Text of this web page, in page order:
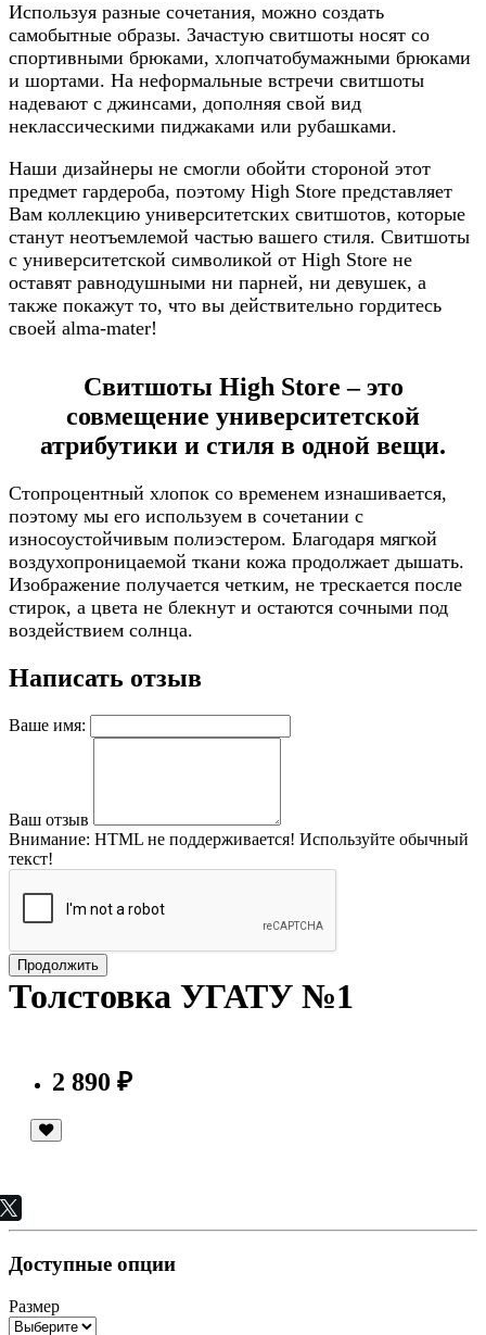
Используя разные сочетания, можно создать
самобытные образы. Зачастую свитшоты носят со
спортивными брюками, хлопчатобумажными брюками
и шортами. На неформальные встречи свитшоты
надевают с джинсами, дополняя свой вид
неклассическими пиджаками или рубашками.
Наши дизайнеры не смогли обойти стороной этот
предмет гардероба, поэтому High Store представляет
Вам коллекцию университетских свитшотов, которые
станут неотъемлемой частью вашего стиля. Свитшоты
с университетской символикой от High Store не
оставят равнодушными ни парней, ни девушек, а
также покажут то, что вы действительно гордитесь
своей alma-mater!
Свитшоты High Store – это
совмещение университетской
атрибутики и стиля в одной вещи.
Стопроцентный хлопок со временем изнашивается,
поэтому мы его используем в сочетании с
износоустойчивым полиэстером. Благодаря мягкой
воздухопроницаемой ткани кожа продолжает дышать.
Изображение получается четким, не трескается после
стирок, а цвета не блекнут и остаются сочными под
воздействием солнца.
Написать отзыв
Ваше имя:
Ваш отзыв
Внимание: HTML не поддерживается! Используйте обычный
текст!
Продолжить
Толстовка УГАТУ №1
2 890 ₽
Доступные опции
Размер